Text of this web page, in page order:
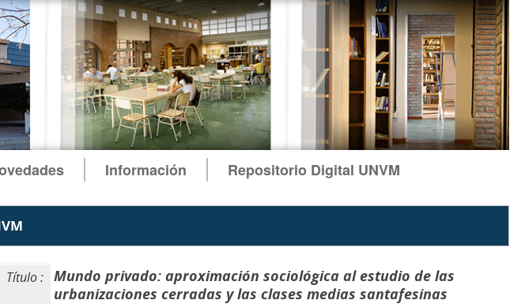
Información Repositorio Digital UNVM
Título :
Mundo privado: aproximación sociológica al estudio de las
urbanizaciones cerradas y las clases medias santafesinas